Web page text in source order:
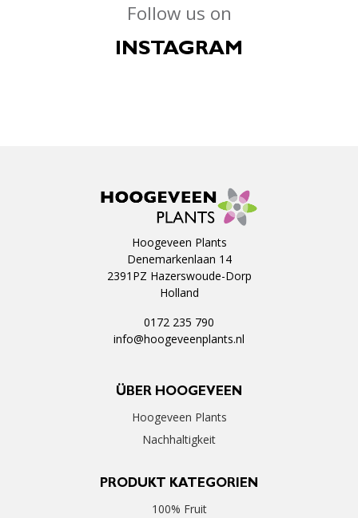
Follow us on
INSTAGRAM
Hoogeveen Plants
Denemarkenlaan 14
2391PZ Hazerswoude-Dorp
Holland
0172 235 790
info@hoogeveenplants.nl
ÜBER HOOGEVEEN
Hoogeveen Plants
Nachhaltigkeit
PRODUKT KATEGORIEN
100% Fruit